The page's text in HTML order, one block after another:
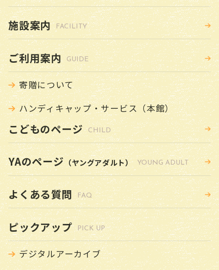
小さな図書館
図書館要覧
お問い合わせ
予約リクエストフォーム
施設案内 FACILITY
ご利用案内 GUIDE
寄贈について
ハンディキャップ・サービス（本館）
こどものページ CHILD
YAのページ（ヤングアダルト） YOUNG ADULT
よくある質問 FAQ
ピックアップ PICK UP
デジタルアーカイブ